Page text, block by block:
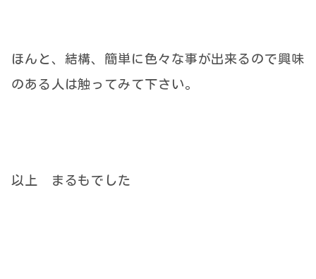
ほんと、結構、簡単に色々な事が出来るので興味
のある人は触ってみて下さい。
以上 まるもでした